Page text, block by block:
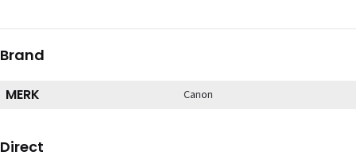
Brand
MERK Canon
Direct